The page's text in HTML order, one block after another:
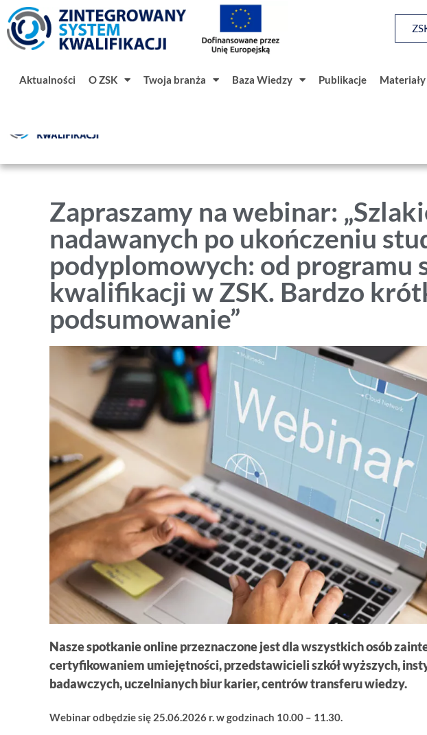
Aktualności O ZSK Twoja branża Baza Wiedzy Publikacje Materiały
Zapraszamy na webinar:
nadawanych po ukończeniu
podyplomowych: od programu
kwalifikacji w ZSK. Bardzo
podsumowanie”
Nasze spotkanie online przeznaczone jest dla wszystkich osób
certyfikowaniem umiejętności, przedstawicieli szkół wyższych,
badawczych, uczelnianych biur karier, centrów transferu wiedzy.
Webinar odbędzie się 25.06.2026 r. w godzinach 10.00 – 11.30.